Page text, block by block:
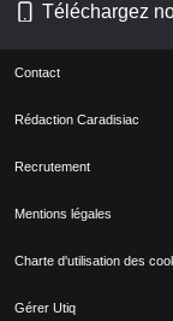
Téléchargez
Contact
Rédaction Caradisiac
Recrutement
Mentions légales
Charte d'utilisation des
Gérer Utiq